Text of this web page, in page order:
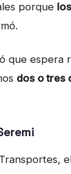
porque
que espera
dos o tres